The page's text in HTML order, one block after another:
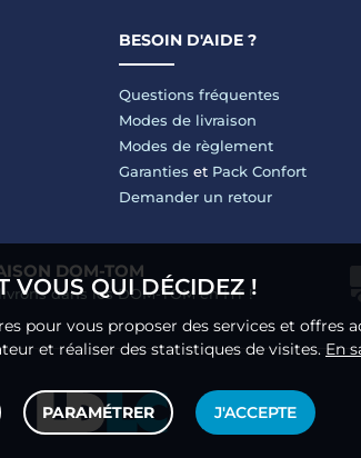
VOUS QUI DÉCIDEZ !
pour vous proposer des services et offres
et réaliser des statistiques de visites. En
PARAMÉTRER J'ACCEPTE
BESOIN D'AIDE ?
Questions fréquentes
Modes de livraison
Modes de règlement
Garanties et Pack Confort
Demander un retour
DOM-TOM
dans les DOM-TOM en HT !